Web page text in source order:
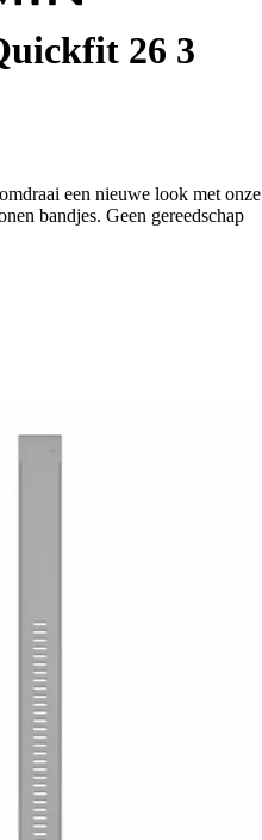
26 3
een nieuwe look met onze
bandjes. Geen gereedschap